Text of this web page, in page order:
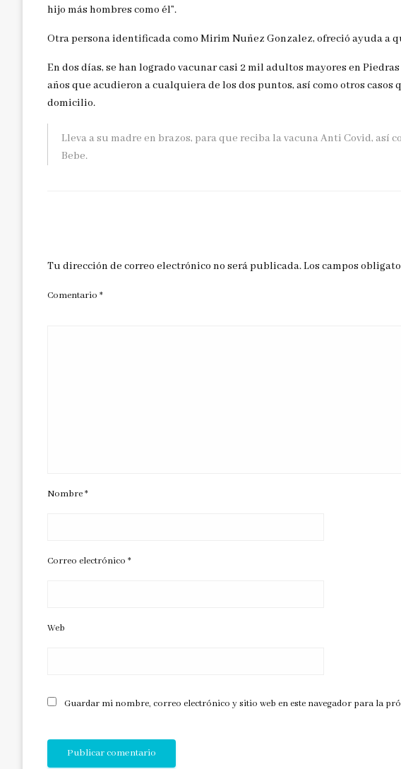
hijo más hombres como él”.
Otra persona identificada como Mirim Nuñez Gonzalez, ofreció ayuda a
En dos días, se han logrado vacunar casi 2 mil adultos mayores en Piedras
años que acudieron a cualquiera de los dos puntos, así como otros casos
domicilio.
Lleva a su madre en brazos, para que reciba la vacuna Anti Covid, así
Bebe.
Tu dirección de correo electrónico no será publicada.Los campos
Comentario *
Nombre*
Correo electrónico *
Web
Guardar mi nombre, correo electrónico y sitio web en este navegador para la